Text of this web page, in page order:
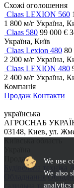
We use
We also
analytics
Схожі оголошення
Claas LEXION 560
1 800 м/г Україна,
Claas 580 99 000 €
Україна, Київ
Claas Lexion 480 80
2 200 м/г Україна,
Claas LEXION 480
2 400 м/г Україна,
Компанія
Продаж Контакти
українська
АГРОСНАБ
03148, Киев, ул.
Продаж
Будівельна техніка
Обладнання
садильна техніка